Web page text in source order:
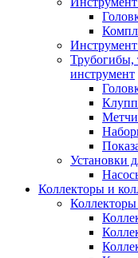
Трубогибы,
инструмент
Установки
Коллекторы и
Коллекторы